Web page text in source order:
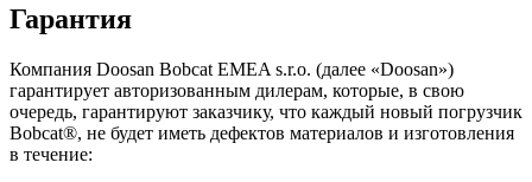
Гарантия
Компания Doosan Bobcat EMEA s.r.o. (далее «Doosan»)
гарантирует авторизованным дилерам, которые, в свою
очередь, гарантируют заказчику, что каждый новый погрузчик
Bobcat®, не будет иметь дефектов материалов и изготовления
в течение: